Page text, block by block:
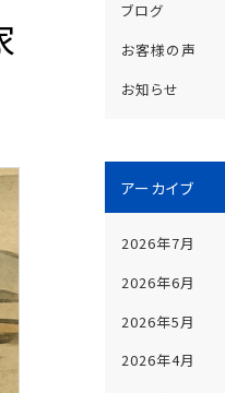
ブログ
お客様の声
お知らせ
アーカイブ
2026年7月
2026年6月
2026年5月
2026年4月